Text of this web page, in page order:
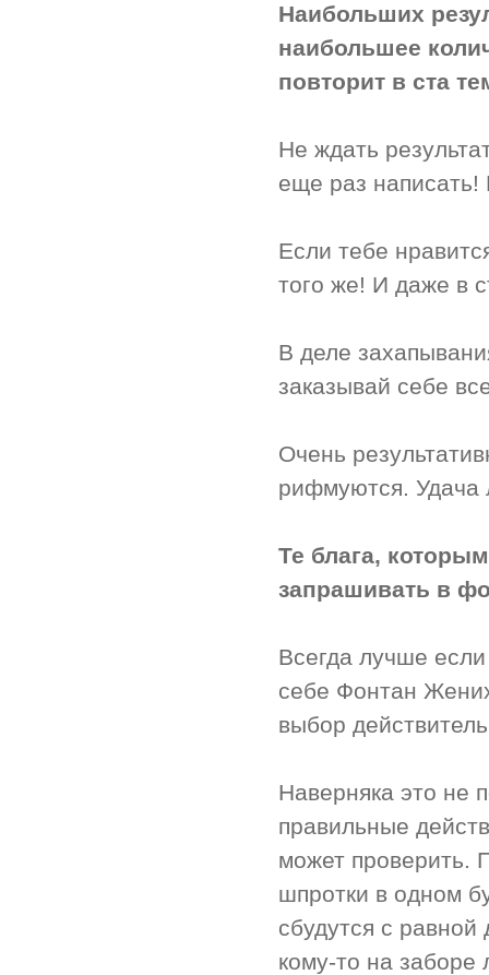
Наибольших
наибольшее
повторит в ста
Не ждать
еще раз написать!
Если тебе
того же! И даже в
В деле
заказывай себе
Очень
рифмуются. Удача
Те блага,
запрашивать в
Всегда лучше
себе Фонтан
выбор
Наверняка это не
правильные
может проверить.
шпротки в одном
сбудутся с равной
кому-то на заборе